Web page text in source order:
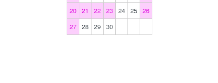
20
21 22 23 24 25
26
27
28 29 30